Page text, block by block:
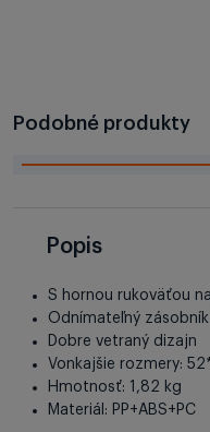
Podobné produkty
Popis
S hornou rukoväťou
Odnímateľný
Dobre vetraný dizajn
Vonkajšie rozmery:
Hmotnosť: 1,82 kg
Materiál: PP+ABS+PC